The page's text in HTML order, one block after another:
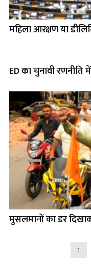
महिला आरक्षण या
ED का चुनावी
मुसलमानों का डर
1